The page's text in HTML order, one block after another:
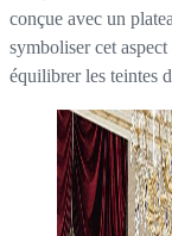
conçue avec un
symboliser cet
équilibrer les teintes